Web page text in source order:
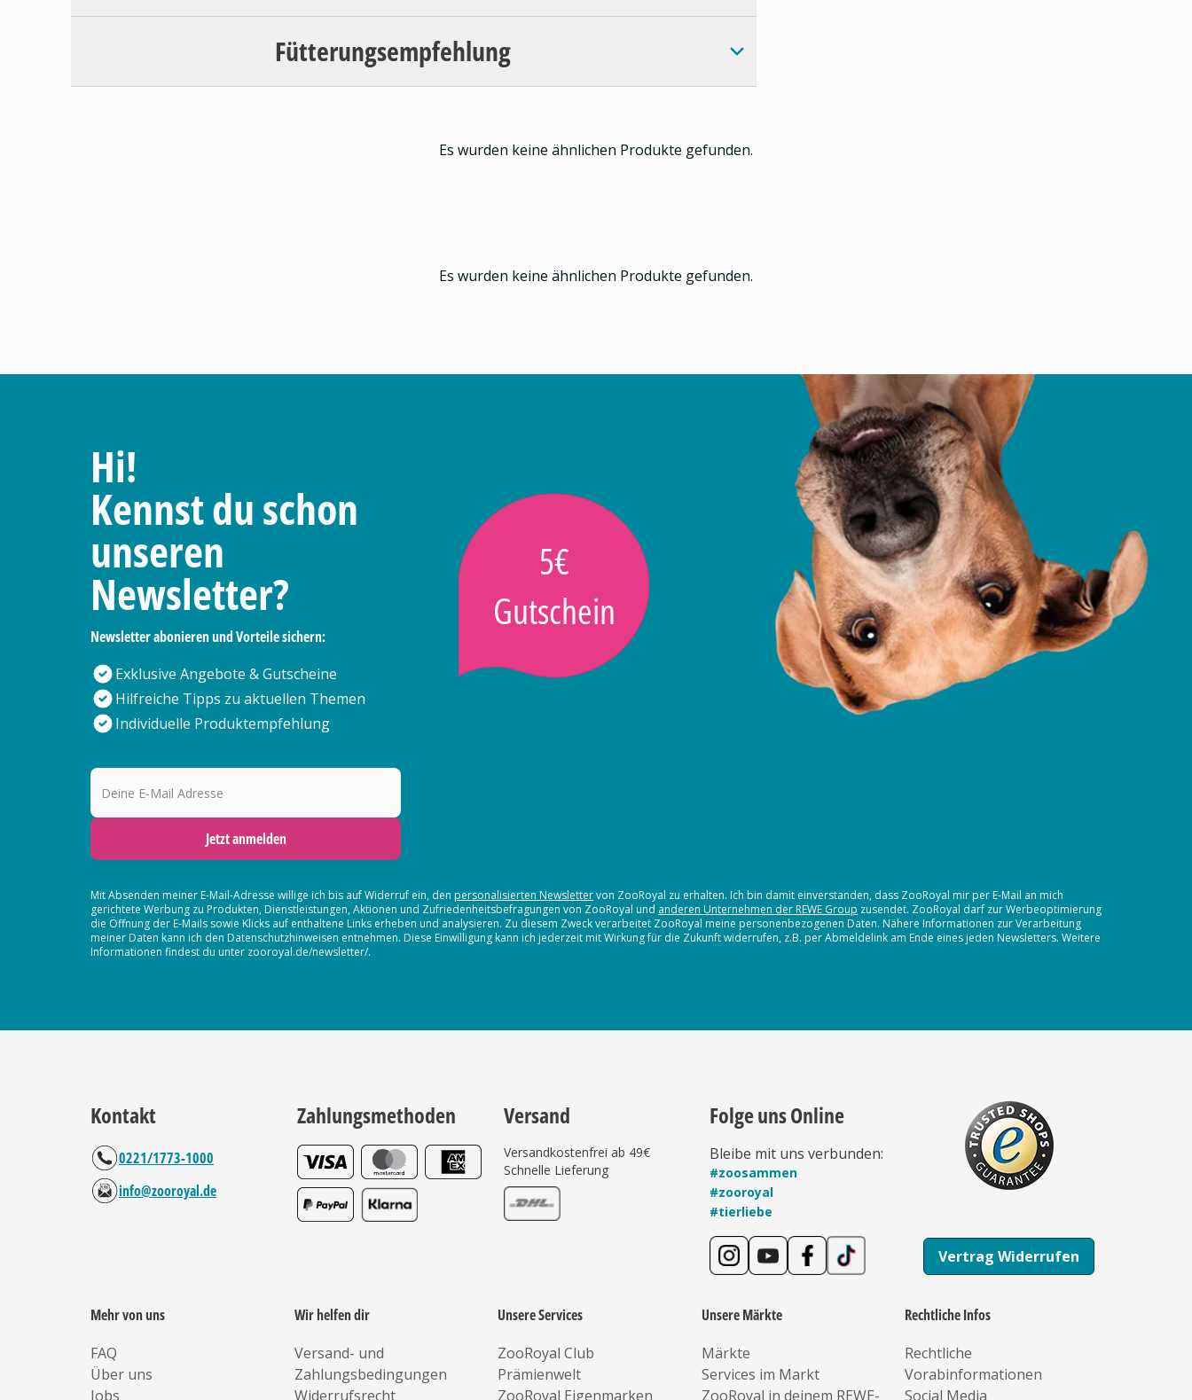
Fütterungsempfehlung
Es wurden keine ähnlichen Produkte gefunden.
Es wurden keine ähnlichen Produkte gefunden.
Hi!
Kennst du schon
unseren
Newsletter?
Newsletter abonieren und Vorteile sichern:
Exklusive Angebote & Gutscheine
Hilfreiche Tipps zu aktuellen Themen
Individuelle Produktempfehlung
5€
Gutschein
Deine E-Mail Adresse
Jetzt anmelden
Mit Absenden meiner E-Mail-Adresse willige ich bis auf Widerruf ein, den personalisierten Newslettervon ZooRoyal zu erhalten. Ich bin damit einverstanden, dass ZooRoyal mir per E-Mail an mich
gerichtete Werbung zu Produkten, Dienstleistungen, Aktionen und Zufriedenheitsbefragungen von ZooRoyal und anderen Unternehmen der REWE Group zusendet. ZooRoyal darf zur Werbeoptimierung
die Öffnung der E-Mails sowie Klicks auf enthaltene Links erheben und analysieren. Zu diesem Zweck verarbeitet ZooRoyal meine personenbezogenen Daten. Nähere Informationen zur Verarbeitung
meiner Daten kann ich den Datenschutzhinweisen entnehmen. Diese Einwilligung kann ich jederzeit mit Wirkung für die Zukunft widerrufen, z.B. per Abmeldelink am Ende eines jeden Newsletters. Weitere
Informationen findest du unter zooroyal.de/newsletter/.
Kontakt
0221/1773-1000
info@zooroyal.de
Zahlungsmethoden Versand
Versandkostenfrei ab 49€
Schnelle Lieferung
Folge uns Online
Bleibe mit uns verbunden:
#zoosammen
#zooroyal
#tierliebe
Vertrag Widerrufen
Mehr von uns
FAQ
Über uns
Jobs
Wir helfen dir
Versand- und
Zahlungsbedingungen
Widerrufsrecht
Unsere Services
ZooRoyal Club
Prämienwelt
ZooRoyal Eigenmarken
Unsere Märkte
Märkte
Services im Markt
ZooRoyal in deinem REWE-
Rechtliche Infos
Rechtliche
Vorabinformationen
Social Media